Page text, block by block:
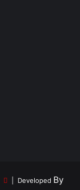
| Developed By